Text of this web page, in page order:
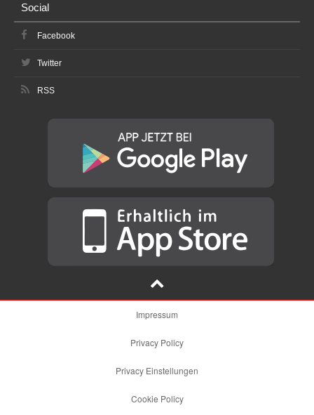
Social
Facebook
Twitter
RSS
Impressum
Privacy Policy
Privacy Einstellungen
Cookie Policy